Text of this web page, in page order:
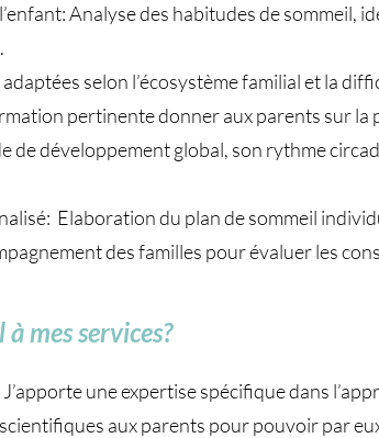
Analyse des habitudes de sommeil,
selon l’écosystème familial et la
pertinente donner aux parents sur la
de développement global, son rythme
Elaboration du plan de sommeil
des familles pour évaluer les
mes services?
une expertise spécifique dans
aux parents pour pouvoir par